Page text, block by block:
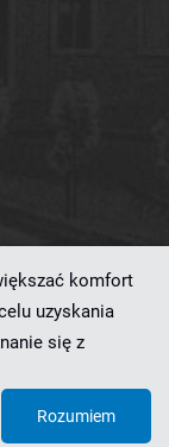
komfort
uzyskania
się z
Rozumiem